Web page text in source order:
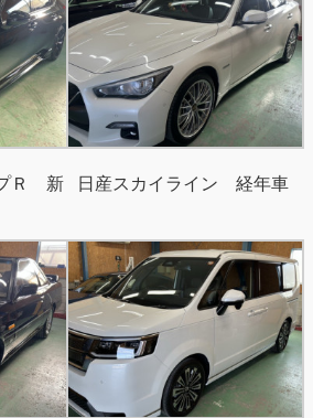
Ｒ 新
日産スカイライン 経年車